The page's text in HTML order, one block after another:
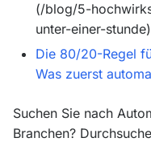
(/blog/5-
unter-einer-stunde)
Die 80/20-Regel
Was zuerst
Suchen Sie nach
Branchen?